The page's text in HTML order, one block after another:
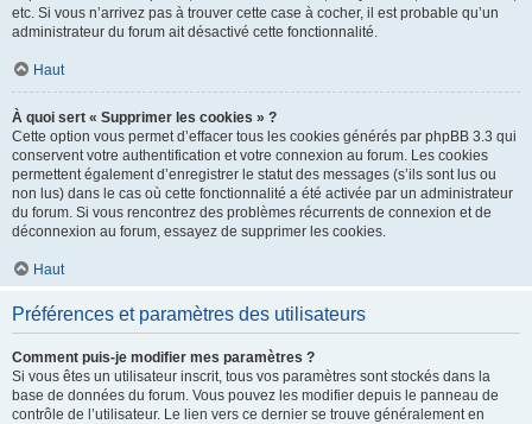
etc. Si vous n’arrivez pas à trouver cette case à cocher, il est probable qu’un
administrateur du forum ait désactivé cette fonctionnalité.
Haut
À quoi sert « Supprimer les cookies » ?
Cette option vous permet d’effacer tous les cookies générés par phpBB 3.3 qui
conservent votre authentification et votre connexion au forum. Les cookies
permettent également d’enregistrer le statut des messages (s’ils sont lus ou
non lus) dans le cas où cette fonctionnalité a été activée par un administrateur
du forum. Si vous rencontrez des problèmes récurrents de connexion et de
déconnexion au forum, essayez de supprimer les cookies.
Haut
Préférences et paramètres des utilisateurs
Comment puis-je modifier mes paramètres ?
Si vous êtes un utilisateur inscrit, tous vos paramètres sont stockés dans la
base de données du forum. Vous pouvez les modifier depuis le panneau de
contrôle de l’utilisateur. Le lien vers ce dernier se trouve généralement en